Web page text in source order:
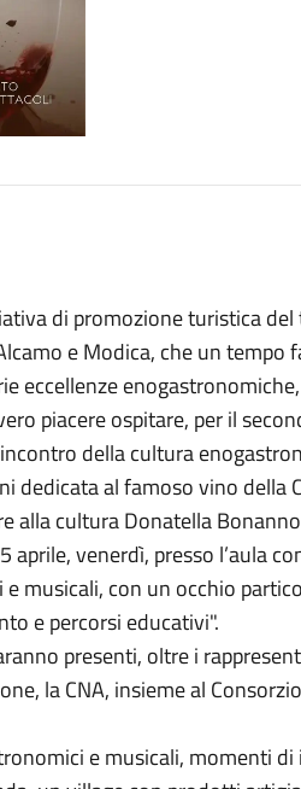
di promozione turistica
e Modica, che un tempo
eccellenze
piacere ospitare, per il
della cultura
dedicata al famoso vino della
alla cultura Donatella
venerdì, presso l’aula
musicali, con un occhio
e percorsi educativi".
presenti, oltre i
la CNA, insieme al
e musicali, momenti